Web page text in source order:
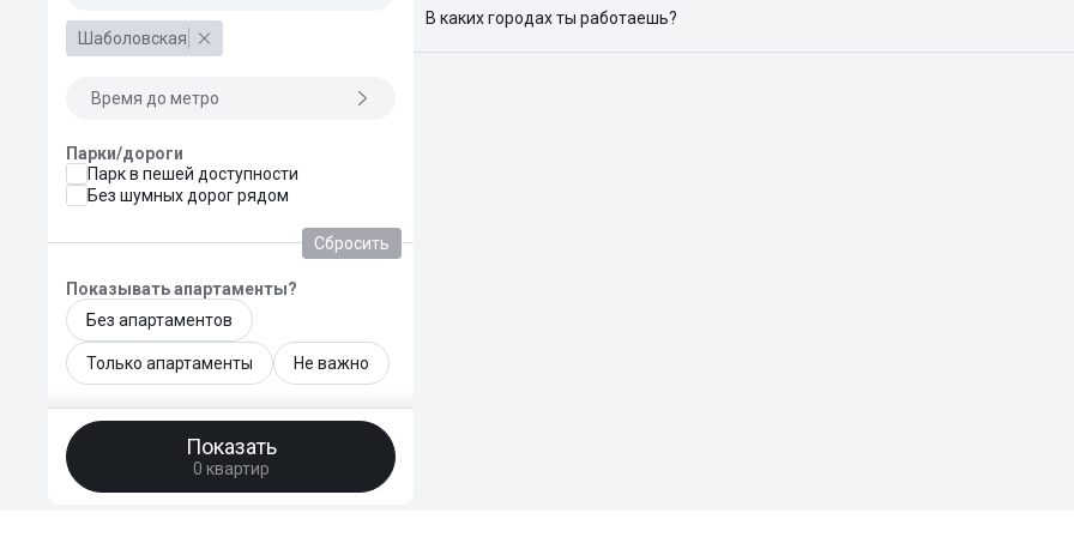
Шаболовская
Время до метро
Парки/дороги
Парк в пешей доступности
Без шумных дорог рядом
Сбросить
Показывать апартаменты?
Без апартаментов
Только апартаменты Не важно
Общая площадь, м²
—
Показать
0 квартир
В каких городах ты работаешь?